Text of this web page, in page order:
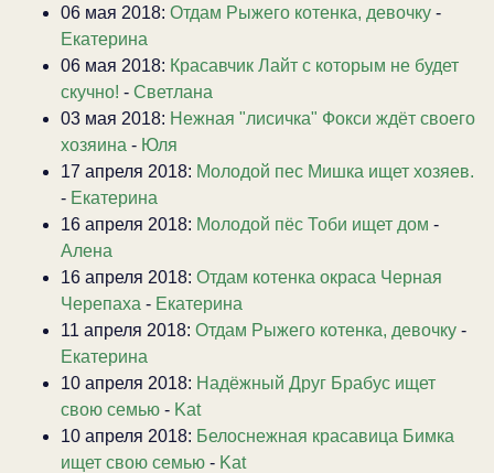
06 мая 2018: Отдам Рыжего котенка, девочку -
Екатерина
06 мая 2018: Красавчик Лайт с которым не будет
скучно! - Светлана
03 мая 2018: Нежная "лисичка" Фокси ждёт своего
хозяина - Юля
17 апреля 2018: Молодой пес Мишка ищет хозяев.
- Екатерина
16 апреля 2018: Молодой пёс Тоби ищет дом -
Алена
16 апреля 2018: Отдам котенка окраса Черная
Черепаха - Екатерина
11 апреля 2018: Отдам Рыжего котенка, девочку -
Екатерина
10 апреля 2018: Надёжный Друг Брабус ищет
свою семью - Kat
10 апреля 2018: Белоснежная красавица Бимка
ищет свою семью - Kat